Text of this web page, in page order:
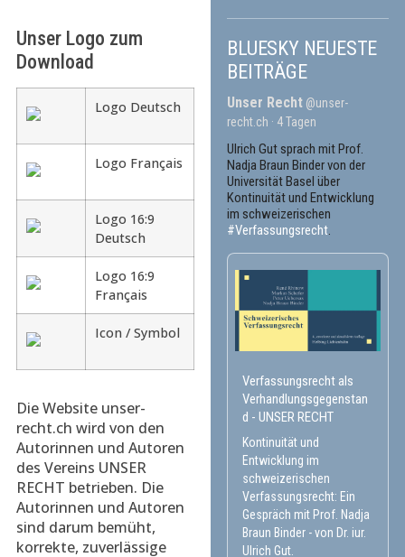
Unser Logo zum
Download
Logo Deutsch
Logo Français
Logo 16:9
Deutsch
Logo 16:9
Français
Icon / Symbol
Die Website unser-
recht.ch wird von den
Autorinnen und Autoren
des Vereins UNSER
RECHT betrieben. Die
Autorinnen und Autoren
sind darum bemüht,
korrekte, zuverlässige
BLUESKY NEUESTE
BEITRÄGE
Unser Recht @unser-
recht.ch
4 Tagen
Ulrich Gut sprach mit Prof.
Nadja Braun Binder von der
Universität Basel über
Kontinuität und Entwicklung
im schweizerischen
#Verfassungsrecht.
Verfassungsrecht als
Verhandlungsgegenstan
d - UNSER RECHT
Kontinuität und
Entwicklung im
schweizerischen
Verfassungsrecht: Ein
Gespräch mit Prof. Nadja
Braun Binder - von Dr. iur.
Ulrich Gut.